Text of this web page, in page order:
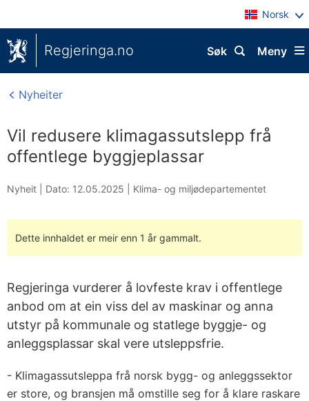
Norsk
Regjeringa.no Meny
Søk
Nyheiter
Vil redusere klimagassutslepp frå
offentlege byggjeplassar
Nyheit | Dato: 12.05.2025 Klima- og miljødepartementet
Dette innhaldet er meir enn 1 år gammalt.
Regjeringa vurderer å lovfeste krav i offentlege
anbod om at ein viss del av maskinar og anna
utstyr på kommunale og statlege byggje- og
anleggsplassar skal vere utsleppsfrie.
- Klimagassutsleppa frå norsk bygg- og anleggssektor
er store, og bransjen må omstille seg for å klare raskare